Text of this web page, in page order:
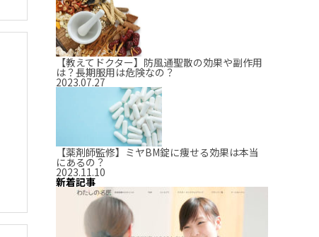
【教えてドクター】防風通聖散の効果や副作用
は？長期服用は危険なの？
2023.07.27
【薬剤師監修】ミヤBM錠に痩せる効果は本当
にあるの？
2023.11.10
新着記事